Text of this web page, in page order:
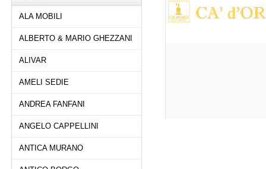
ALA MOBILI
ALBERTO & MARIO GHEZZANI
ALIVAR
AMELI SEDIE
ANDREA FANFANI
ANGELO CAPPELLINI
ANTICA MURANO